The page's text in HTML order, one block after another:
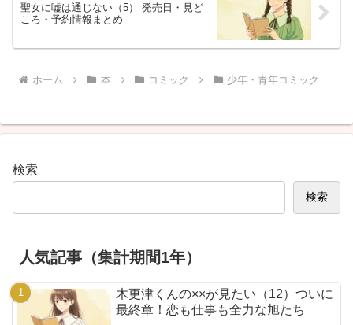
聖女に嘘は通じない（5） 発売日・見ど
ころ・予約情報まとめ
ホーム 本 コミック 少年・青年コミック
検索
検索
人気記事（集計期間1年）
木更津くんの××が見たい（12）ついに
最終章！恋も仕事も全力な旭たち